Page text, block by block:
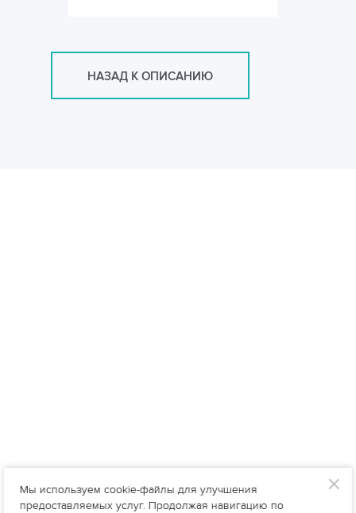
НАЗАД К ОПИСАНИЮ
Мы используем cookie-файлы для улучшения
предоставляемых услуг. Продолжая навигацию по